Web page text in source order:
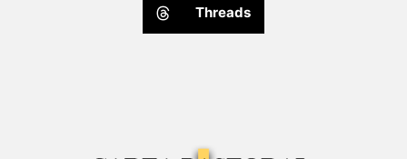
Threads